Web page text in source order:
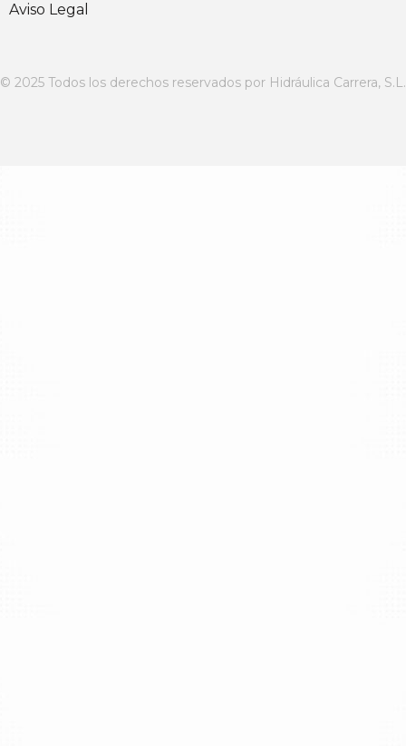
Aviso Legal
© 2025 Todos los derechos reservados por Hidráulica Carrera, S.L.